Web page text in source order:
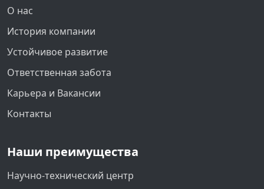
О нас
История компании
Устойчивое развитие
Ответственная забота
Карьера и Вакансии
Контакты
Наши преимущества
Научно-технический центр